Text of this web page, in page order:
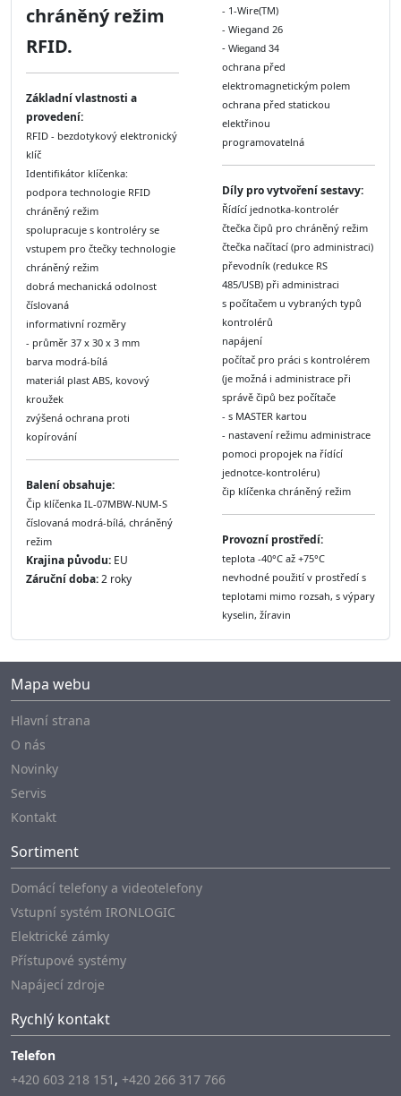
chráněný režim
RFID.
Základní vlastnosti a
provedení:
RFID - bezdotykový elektronický
klíč
Identifikátor klíčenka:
podpora technologie RFID
chráněný režim
spolupracuje s kontroléry se
vstupem pro čtečky technologie
chráněný režim
dobrá mechanická odolnost
číslovaná
informativní rozměry
- průměr 37 x 30 x 3 mm
barva modrá-bílá
materiál plast ABS, kovový
kroužek
zvýšená ochrana proti
kopírování
Balení obsahuje:
Čip klíčenka IL-07MBW-NUM-S
číslovaná modrá-bílá, chráněný
režim
Krajina původu: EU
Záruční doba:2 roky
- 1-Wire(TM)
- Wiegand 26
- Wiegand 34
ochrana před
elektromagnetickým polem
ochrana před statickou
elektřinou
programovatelná
Díly pro vytvoření sestavy:
Řídící jednotka-kontrolér
čtečka čipů pro chráněný režim
čtečka načítací (pro administraci)
převodník (redukce RS
485/USB) při administraci
s počítačem u vybraných typů
kontrolérů
napájení
počítač pro práci s kontrolérem
(je možná i administrace při
správě čipů bez počítače
- s MASTER kartou
- nastavení režimu administrace
pomoci propojek na řídící
jednotce-kontroléru)
čip klíčenka chráněný režim
Provozní prostředí:
teplota -40°C až +75°C
nevhodné použití v prostředí s
teplotami mimo rozsah, s výpary
kyselin, žíravin
Mapa webu
Hlavní strana
O nás
Novinky
Servis
Kontakt
Sortiment
Domácí telefony a videotelefony
Vstupní systém IRONLOGIC
Elektrické zámky
Přístupové systémy
Napájecí zdroje
Rychlý kontakt
Telefon
+420 603 218 151 , +420 266 317 766